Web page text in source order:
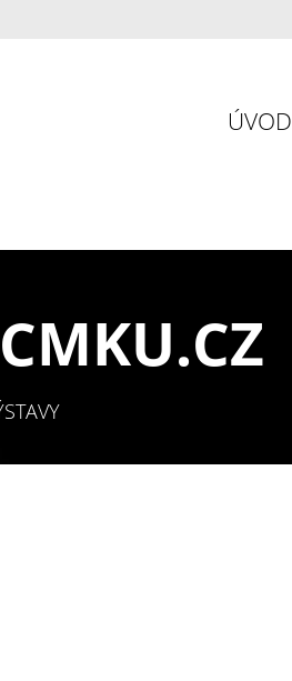
ÚVOD
CMKU.CZ